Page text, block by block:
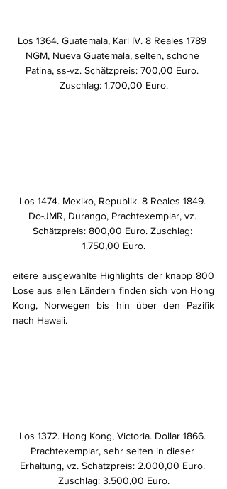
Los 1364. Guatemala, Karl IV. 8 Reales 1789
NGM, Nueva Guatemala, selten, schöne
Patina, ss-vz. Schätzpreis: 700,00 Euro.
Zuschlag: 1.700,00 Euro.
Los 1474. Mexiko, Republik. 8 Reales 1849.
Do-JMR, Durango, Prachtexemplar, vz.
Schätzpreis: 800,00 Euro. Zuschlag:
1.750,00 Euro.
eitere ausgewählte Highlights der knapp 800
Lose aus allen Ländern finden sich von Hong
Kong, Norwegen bis hin über den Pazifik
nach Hawaii.
Los 1372. Hong Kong, Victoria. Dollar 1866.
Prachtexemplar, sehr selten in dieser
Erhaltung, vz. Schätzpreis: 2.000,00 Euro.
Zuschlag: 3.500,00 Euro.